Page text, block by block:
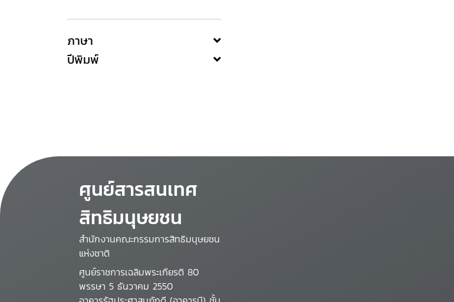
ภาษา
ปีพิมพ์
ศูนย์สารสนเทศ
สิทธิมนุษยชน
สำนักงานคณะกรรมการสิทธิมนุษยชน
แห่งชาติ
ศูนย์ราชการเฉลิมพระเกียรติ 80
พรรษา 5 ธันวาคม 2550